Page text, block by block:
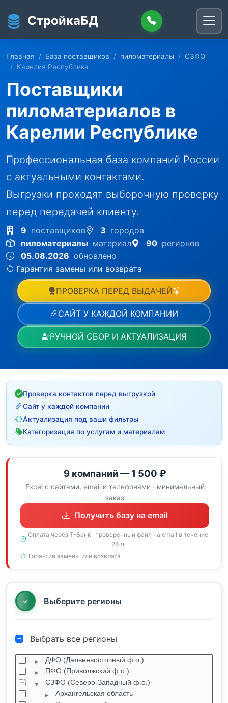
СтройкаБД
Главная База поставщиков пиломатериалы
СЗФО
Карелия Республика
Поставщики
пиломатериалов в
Карелии Республике
Профессиональная база компаний России
с актуальными контактами.
Выгрузки проходят выборочную проверку
перед передачей клиенту.
9 поставщиков 3 городов
пиломатериалы материал 90 регионов
05.08.2026 обновлено
Гарантия замены или возврата
ПРОВЕРКА ПЕРЕД ВЫДАЧЕЙ
САЙТ У КАЖДОЙ КОМПАНИИ
РУЧНОЙ СБОР И АКТУАЛИЗАЦИЯ
Проверка контактов перед выгрузкой
Сайт у каждой компании
Актуализация под ваши фильтры
Категоризация по услугам и материалам
9 компаний — 1 500 ₽
Excel с сайтами, email и телефонами · минимальный
заказ
Получить базу на email
Оплата через Т-Банк · проверенный файл на email в течение
24 ч
Гарантия замены или возврата
Выберите регионы
Выбрать все регионы
ДФО (Дальневосточный ф.о.)
ПФО (Приволжский ф.о.)
СЗФО (Северо-Западный ф.о.)
Архангельская область